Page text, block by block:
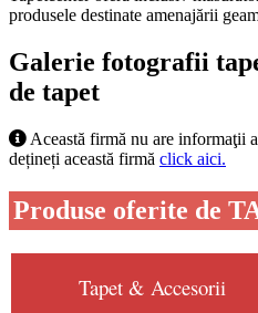
produsele destinate amenajării
Galerie fotografii
de tapet
Această firmă nu are informaţii
dețineți această firmă click aici.
Produse oferite de
Tapet & Accesorii